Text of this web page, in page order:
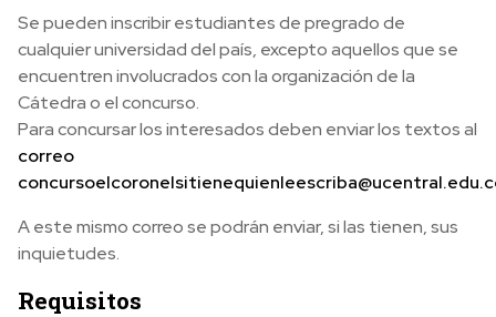
Se pueden inscribir estudiantes de pregrado de
cualquier universidad del país, excepto aquellos que se
encuentren involucrados con la organización de la
Cátedra o el concurso.
Para concursar los interesados deben enviar los textos al
correo
A este mismo correo se podrán enviar, si las tienen, sus
inquietudes.
Requisitos